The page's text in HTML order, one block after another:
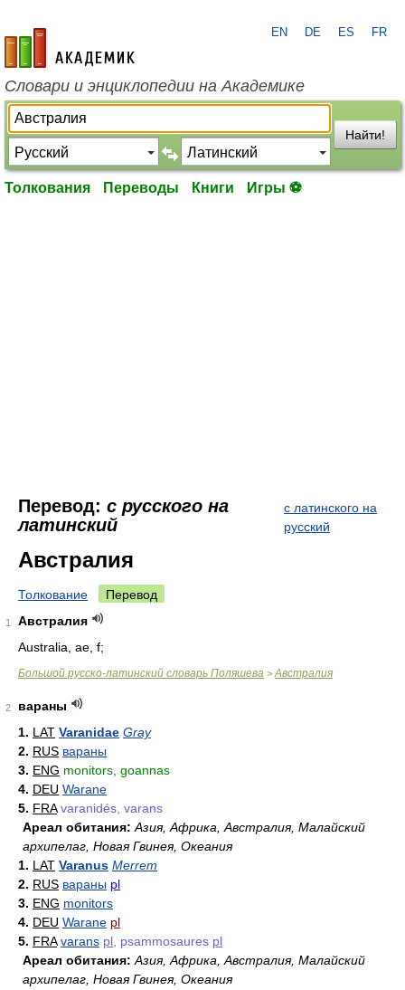
academic.ru
EN DE ES FR
Словари и энциклопедии на Академике
Найти!
Толкования Переводы Книги Игры ⚽
Перевод: с русского на
латинский
с латинского на
русский
Австралия
Толкование Перевод
1
Австралия
Australia, ae, f;
Большой русско-латинский словарь Поляшева > Австралия
2
вараны
1. LAT Varanidae Gray
2. RUS вараны
3. ENG monitors, goannas
4. DEU Warane
5. FRA varanidés, varans
Ареал обитания: Азия, Африка, Австралия, Малайский
архипелаг, Новая Гвинея, Океания
1. LAT Varanus Merrem
2. RUS вараны pl
3. ENG monitors
4. DEU Warane pl
5. FRA varans pl , psammosaures pl
Ареал обитания: Азия, Африка, Австралия, Малайский
архипелаг, Новая Гвинея, Океания